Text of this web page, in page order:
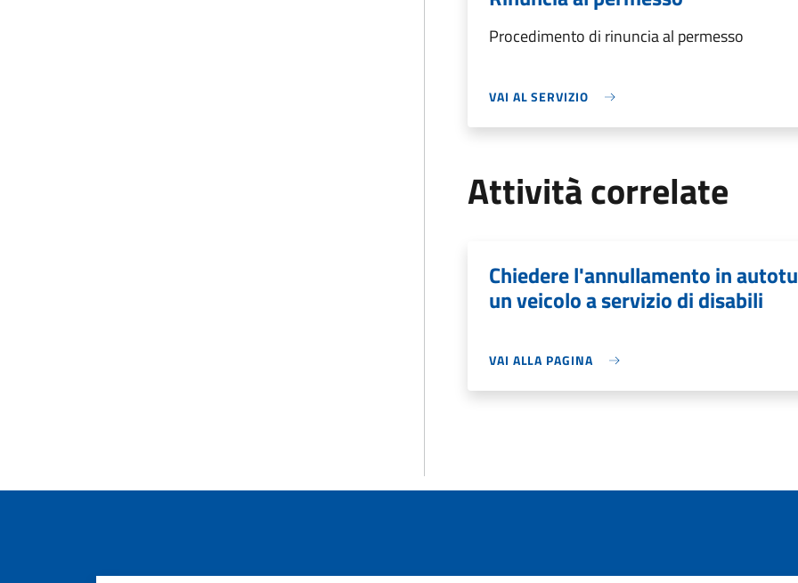
Procedimento di rinuncia al permesso
VAI AL SERVIZIO
Attività correlate
Chiedere l'annullamento in
un veicolo a servizio di disabili
VAI ALLA PAGINA